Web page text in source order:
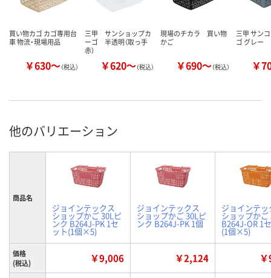
買い物カゴ カゴ専用台
車 物流・現場用品
￥630～（税込）
三甲 サンショップカ
ーゴ 半透明（取っ手
赤）
￥620～（税込）
現場のチカラ 買い物
かご
￥690～（税込）
三甲 サン
ゴ グレー
￥
他のバリエーション
商品名
ジョインテックス
ショップかご 30Lピ
ンク B264J-PK 1セ
ット(1個×5)
ジョインテックス
ショップかご 30Lピ
ンク B264J-PK 1個
ジョインテッ
ショップかご
B264J-OR 1
(1個×5)
価格
(税込)
￥9,006 ￥2,124